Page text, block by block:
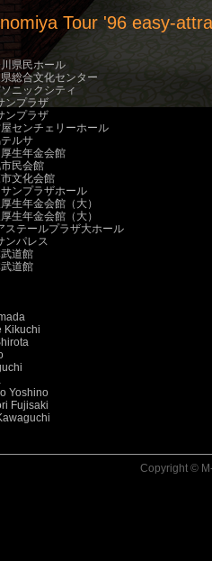
Tour '96 easy-
県民ホール
総合文化センター
ニックシティ
ンプラザ
ンプラザ
センチェリーホール
ルサ
生年金会館
民会館
文化会館
ンプラザホール
生年金会館（大）
生年金会館（大）
ステールプラザ大ホール
ンパレス
道館
道館
Kikuchi
Yoshino
Fujisaki
Copyright ©